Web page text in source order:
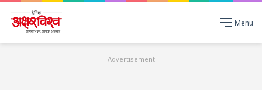
Menu
Advertisement